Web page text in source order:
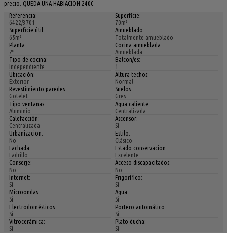
precio. QUEDA UNA HABIACION 240€
Referencia:
6422/3701
Superficie:
70m²
Superficie útil:
65m²
Amueblado:
Totalmente amueblado
Planta:
2º
Cocina amueblada:
Amueblada
Tipo de cocina:
Independiente
Balcon/es:
1
Ubicación:
Exterior
Altura techos:
Normal
Revestimiento paredes:
Gotelet
Suelos:
Gres
Tipo ventanas:
Aluminio
Agua caliente:
Centralizada
Calefacción:
Centralizada
Ascensor:
Sí
Urbanizacion:
No
Estilo:
Clásico
Fachada:
Ladrillo
Estado conservacion:
Excelente
Conserje:
No
Acceso discapacitados:
No
Internet:
Sí
Frigorífico:
Sí
Microondas:
Sí
Agua:
Sí
Electrodomésticos:
Sí
Portero automático:
Sí
Vitrocerámica:
Sí
Plato ducha:
Sí